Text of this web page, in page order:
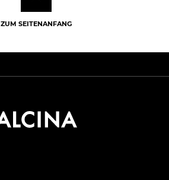
ZUM SEITENANFANG